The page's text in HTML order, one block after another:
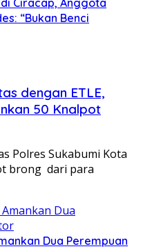
“Bukan Benci
dengan ETLE,
50 Knalpot
Polres Sukabumi Kota
brong dari para
Dua Perempuan